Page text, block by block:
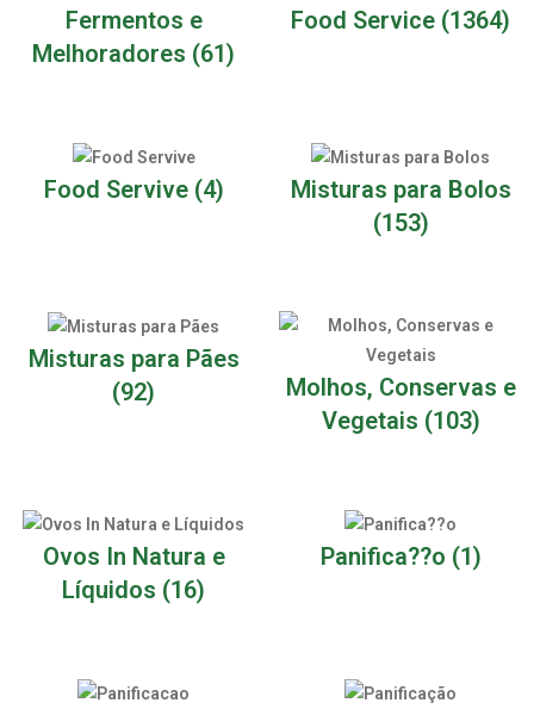
Fermentos e
Melhoradores (61)
Food Service (1364)
Food Servive (4)
Misturas para Bolos
(153)
Misturas para Pães
(92)
Molhos, Conservas e
Vegetais (103)
Ovos In Natura e
Líquidos (16)
Panifica??o (1)